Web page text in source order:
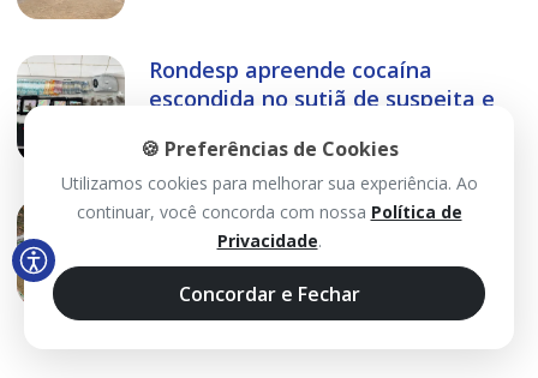
Rondesp apreende cocaína
escondida no sutiã de suspeita e
Prefeitura de Caetité entrega
Praça do São Vicente com
estrutura para lazer e convivência
🍪 Preferências de Cookies
Utilizamos cookies para melhorar sua experiência. Ao
continuar, você concorda com nossa Política de
Privacidade.
Concordar e Fechar